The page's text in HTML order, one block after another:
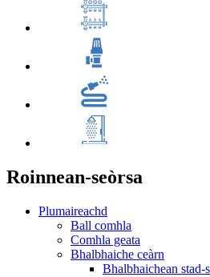
Roinnean-seòrsa
Plumaireachd
Ball comhla
Comhla geata
Bhalbhaiche ceàrn
Bhalbhaichean stad-